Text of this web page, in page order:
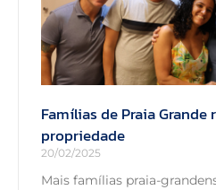
Famílias de Praia
propriedade
20/02/2025
Mais famílias praia-